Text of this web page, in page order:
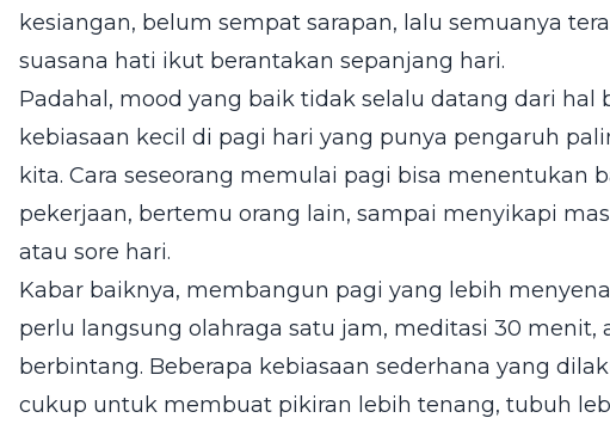
kesiangan, belum sempat sarapan, lalu semuanya
suasana hati ikut berantakan sepanjang hari.
Padahal, mood yang baik tidak selalu datang dari hal
kebiasaan kecil di pagi hari yang punya pengaruh
kita. Cara seseorang memulai pagi bisa menentukan
pekerjaan, bertemu orang lain, sampai menyikapi
atau sore hari.
Kabar baiknya, membangun pagi yang lebih
perlu langsung olahraga satu jam, meditasi 30 menit,
berbintang. Beberapa kebiasaan sederhana yang
cukup untuk membuat pikiran lebih tenang, tubuh